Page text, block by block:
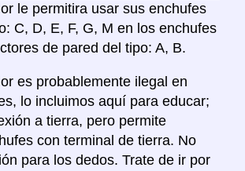
le permitira usar sus enchufes
C, D, E, F, G, M en los enchufes
de pared del tipo: A, B.
es probablemente ilegal en
lo incluimos aquí para educar;
a tierra, pero permite
con terminal de tierra. No
para los dedos. Trate de ir por